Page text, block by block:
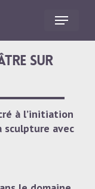
Menu
sur
à l’initiation
avec